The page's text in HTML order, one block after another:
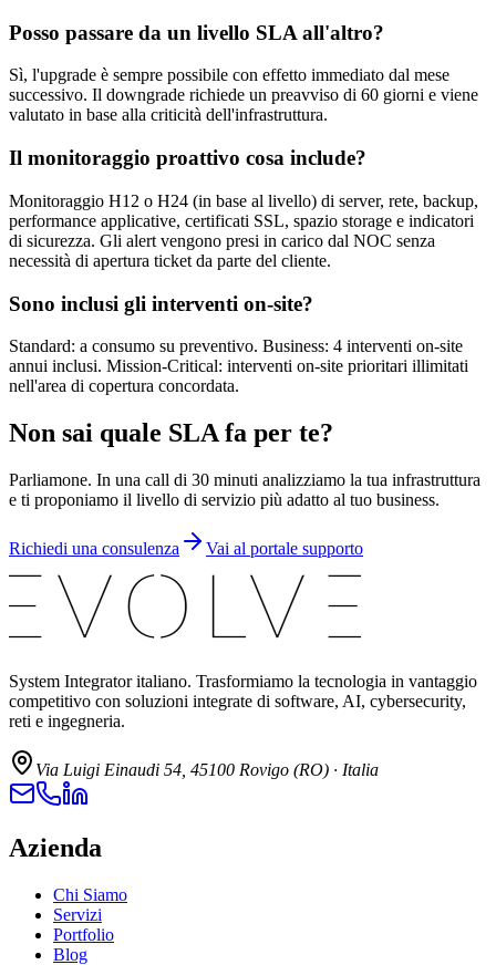
Posso passare da un livello SLA all'altro?
Sì, l'upgrade è sempre possibile con effetto immediato dal mese
successivo. Il downgrade richiede un preavviso di 60 giorni e viene
valutato in base alla criticità dell'infrastruttura.
Il monitoraggio proattivo cosa include?
Monitoraggio H12 o H24 (in base al livello) di server, rete, backup,
performance applicative, certificati SSL, spazio storage e indicatori
di sicurezza. Gli alert vengono presi in carico dal NOC senza
necessità di apertura ticket da parte del cliente.
Sono inclusi gli interventi on-site?
Standard: a consumo su preventivo. Business: 4 interventi on-site
annui inclusi. Mission-Critical: interventi on-site prioritari illimitati
nell'area di copertura concordata.
Non sai quale SLA fa per te?
Parliamone. In una call di 30 minuti analizziamo la tua infrastruttura
e ti proponiamo il livello di servizio più adatto al tuo business.
Richiedi una consulenza Vai al portale supporto
System Integrator italiano. Trasformiamo la tecnologia in vantaggio
competitivo con soluzioni integrate di software, AI, cybersecurity,
reti e ingegneria.
Via Luigi Einaudi 54, 45100 Rovigo (RO) · Italia
Azienda
Chi Siamo
Servizi
Portfolio
Blog